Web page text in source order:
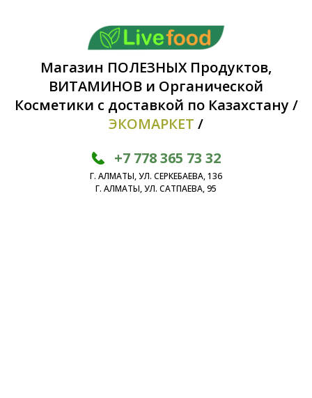
Магазин ПОЛЕЗНЫХ Продуктов,
ВИТАМИНОВ и Органической
Косметики с доставкой по Казахстану /
ЭКОМАРКЕТ /
+7 778 365 73 32
Г. АЛМАТЫ, УЛ. СЕРКЕБАЕВА, 136
Г. АЛМАТЫ, УЛ. САТПАЕВА, 95